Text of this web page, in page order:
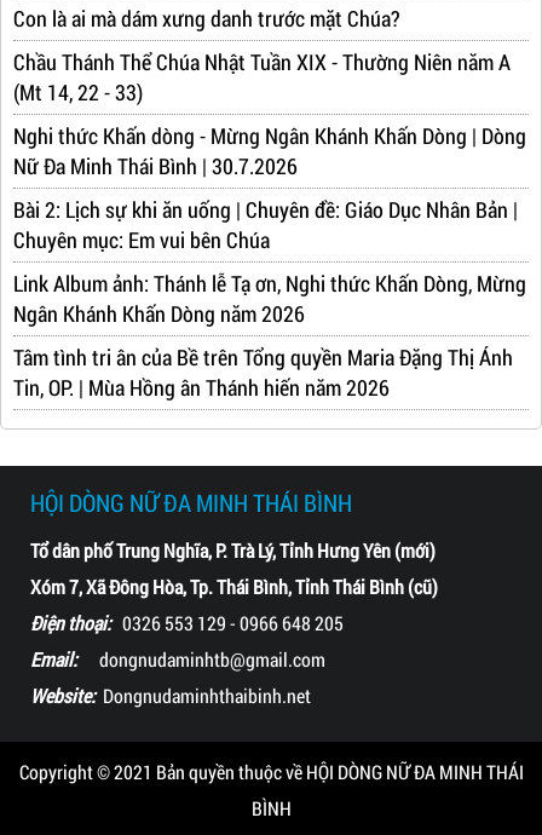
Con là ai mà dám xưng danh trước mặt Chúa?
Chầu Thánh Thể Chúa Nhật Tuần XIX - Thường Niên năm A
(Mt 14, 22 - 33)
Nghi thức Khấn dòng - Mừng Ngân Khánh Khấn Dòng | Dòng
Nữ Đa Minh Thái Bình | 30.7.2026
Bài 2: Lịch sự khi ăn uống | Chuyên đề: Giáo Dục Nhân Bản |
Chuyên mục: Em vui bên Chúa
Link Album ảnh: Thánh lễ Tạ ơn, Nghi thức Khấn Dòng, Mừng
Ngân Khánh Khấn Dòng năm 2026
Tâm tình tri ân của Bề trên Tổng quyền Maria Đặng Thị Ánh
Tin, OP. | Mùa Hồng ân Thánh hiến năm 2026
HỘI DÒNG NỮ ĐA MINH THÁI BÌNH
Tổ dân phố Trung Nghĩa, P. Trà Lý, Tỉnh Hưng Yên (mới)
Xóm 7, Xã Đông Hòa, Tp. Thái Bình, Tỉnh Thái Bình (cũ)
Điện thoại:0326 553 129 - 0966 648 205
Email:dongnudaminhtb@gmail.com
Website:Dongnudaminhthaibinh.net
Copyright © 2021 Bản quyền thuộc về HỘI DÒNG NỮ ĐA MINH THÁI
BÌNH